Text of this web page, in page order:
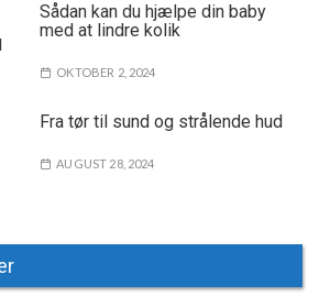
Sådan kan du hjælpe din baby
med at lindre kolik
OKTOBER 2, 2024
Fra tør til sund og strålende hud
AUGUST 28, 2024